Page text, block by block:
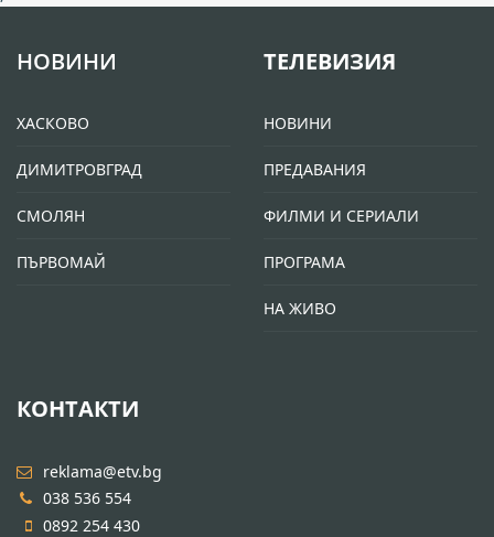
НОВИНИ
ХАСКОВО
ДИМИТРОВГРАД
СМОЛЯН
ПЪРВОМАЙ
ТЕЛЕВИЗИЯ
НОВИНИ
ПРЕДАВАНИЯ
ФИЛМИ И СЕРИАЛИ
ПРОГРАМА
НА ЖИВО
КОНТАКТИ
reklama@etv.bg
038 536 554
0892 254 430